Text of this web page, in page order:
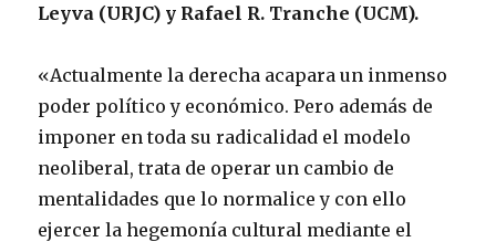
Leyva (URJC) y Rafael R. Tranche (UCM).
«Actualmente la derecha acapara un inmenso
poder político y económico. Pero además de
imponer en toda su radicalidad el modelo
neoliberal, trata de operar un cambio de
mentalidades que lo normalice y con ello
ejercer la hegemonía cultural mediante el